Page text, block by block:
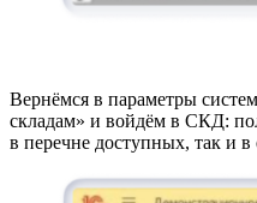
Вернёмся в параметры
складам» и войдём в СКД:
в перечне доступных, так и